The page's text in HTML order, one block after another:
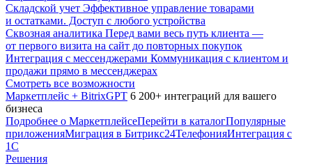
Складской учет Эффективное управление товарами
и остатками. Доступ с любого устройства
Сквозная аналитика Перед вами весь путь клиента —
от первого визита на сайт до повторных покупок
Интеграция с мессенджерами Коммуникация с клиентом и
продажи прямо в мессенджерах
Смотреть все возможности
Маркетплейс + BitrixGPT 6 200+ интеграций для вашего
бизнеса
Подробнее о МаркетплейсеПерейти в каталогПопулярные
приложенияМиграция в Битрикс24ТелефонияИнтеграция с
1С
Решения